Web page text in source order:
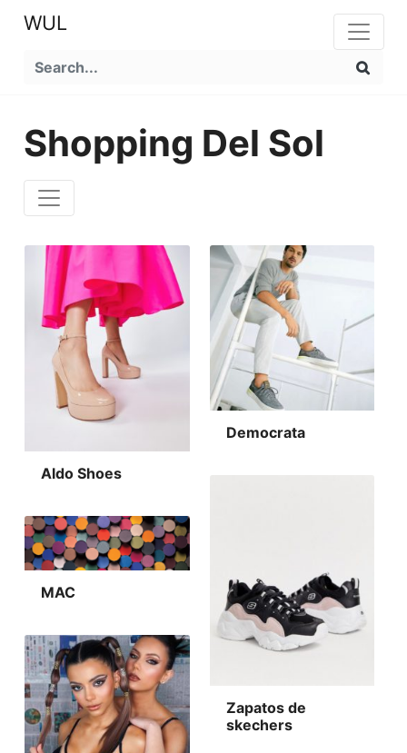
WUL
Shopping Del Sol
Aldo Shoes
Democrata
Zapatos de
skechers
MAC